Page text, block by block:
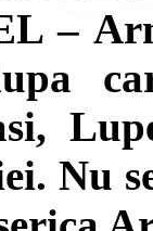
–
Nu